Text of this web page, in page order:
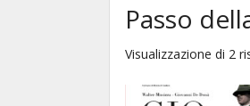
Passo
Visualizzazione di 2